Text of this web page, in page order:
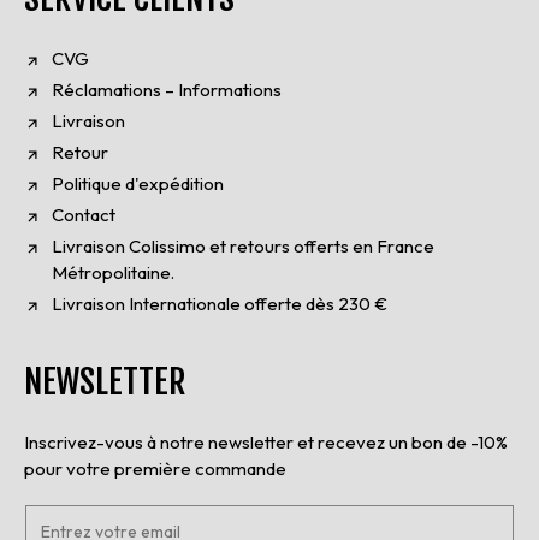
CVG
Réclamations – Informations
Livraison
Retour
Politique d'expédition
Contact
Livraison Colissimo et retours offerts en France
Métropolitaine.
Livraison Internationale offerte dès 230 €
NEWSLETTER
Inscrivez-vous à notre newsletter et recevez un bon de -10%
pour votre première commande
E